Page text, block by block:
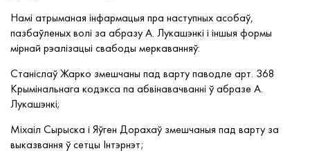
Намі атрыманая інфармацыя пра наступных асобаў,
пазбаўленых волі за абразу А. Лукашэнкі і іншыя формы
мірнай рэалізацыі свабоды меркаванняў:
Станіслаў Жарко змешчаны пад варту паводле арт. 368
Крымінальнага кодэкса па абвінавачванні ў абразе А.
Лукашэнкі;
Міхаіл Сырыска і Яўген Дорахаў змешчаныя пад варту за
выказвання ў сетцы Інтэрнэт;